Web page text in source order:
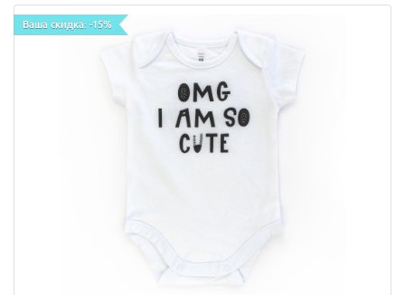
Ваша скидка: -15%